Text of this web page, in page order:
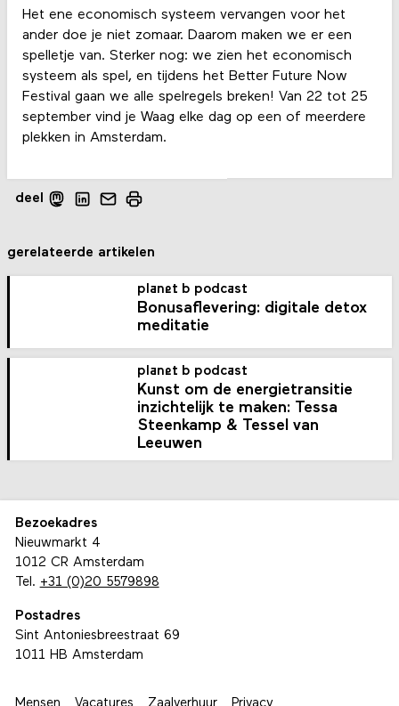
Het ene economisch systeem vervangen voor het
ander doe je niet zomaar. Daarom maken we er een
spelletje van. Sterker nog: we zien het economisch
systeem als spel, en tijdens het Better Future Now
Festival gaan we alle spelregels breken! Van 22 tot 25
september vind je Waag elke dag op een of meerdere
plekken in Amsterdam.
deel
gerelateerde artikelen
planet b podcast
Bonusaflevering: digitale detox
meditatie
planet b podcast
Kunst om de energietransitie
inzichtelijk te maken: Tessa
Steenkamp & Tessel van
Leeuwen
Bezoekadres
Nieuwmarkt 4
1012 CR Amsterdam
Tel. +31 (0)20 5579898
Postadres
Sint Antoniesbreestraat 69
1011 HB Amsterdam